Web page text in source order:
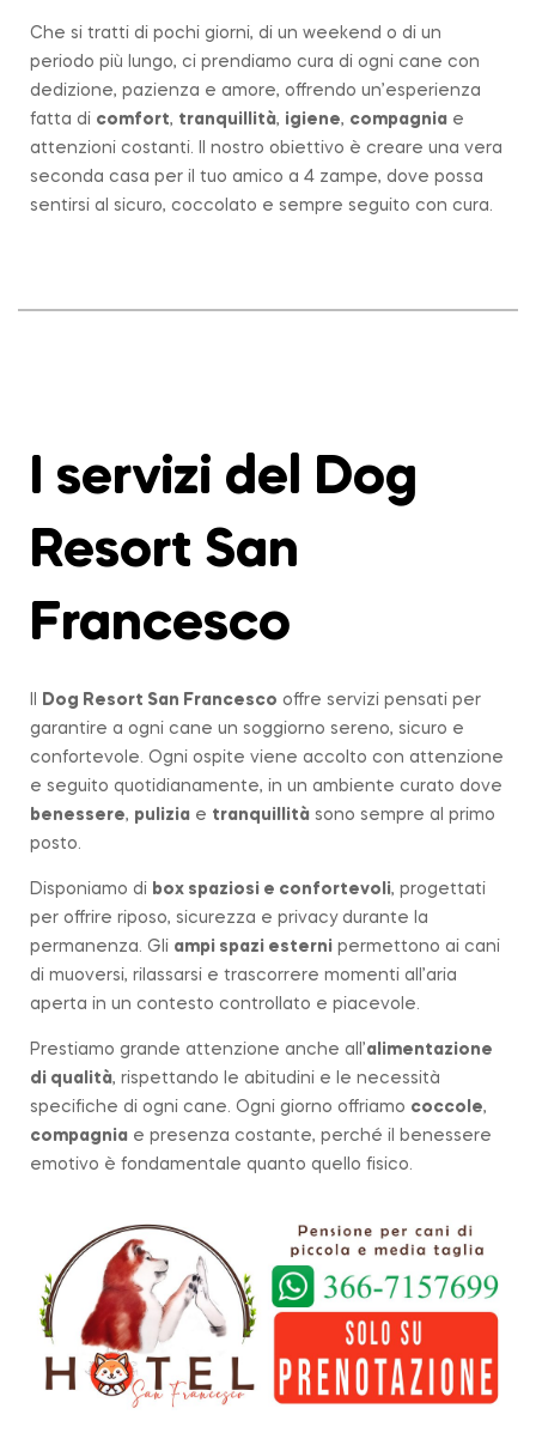
Che si tratti di pochi giorni, di un weekend o di un
periodo più lungo, ci prendiamo cura di ogni cane con
dedizione, pazienza e amore, offrendo un’esperienza
fatta di comfort, tranquillità, igiene, compagnia e
attenzioni costanti. Il nostro obiettivo è creare una vera
seconda casa per il tuo amico a 4 zampe, dove possa
sentirsi al sicuro, coccolato e sempre seguito con cura.
I servizi del Dog
Resort San
Francesco
Dog Resort San Francesco offre servizi pensati per
garantire a ogni cane un soggiorno sereno, sicuro e
confortevole. Ogni ospite viene accolto con attenzione
e seguito quotidianamente, in un ambiente curato dove
benessere, pulizia e tranquillità sono sempre al primo
posto.
Disponiamo di box spaziosi e confortevoli, progettati
per offrire riposo, sicurezza e privacy durante la
permanenza. Gli ampi spazi esterni permettono ai cani
di muoversi, rilassarsi e trascorrere momenti all’aria
aperta in un contesto controllato e piacevole.
Prestiamo grande attenzione anche all’alimentazione
di qualità, rispettando le abitudini e le necessità
specifiche di ogni cane. Ogni giorno offriamo coccole,
compagnia e presenza costante, perché il benessere
emotivo è fondamentale quanto quello fisico.